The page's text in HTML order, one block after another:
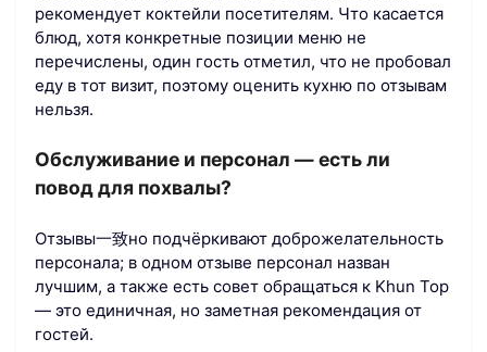
рекомендует коктейли посетителям. Что касается
блюд, хотя конкретные позиции меню не
перечислены, один гость отметил, что не пробовал
еду в тот визит, поэтому оценить кухню по отзывам
нельзя.
Обслуживание и персонал — есть ли
повод для похвалы?
Отзывы一致но подчёркивают доброжелательность
персонала; в одном отзыве персонал назван
лучшим, а также есть совет обращаться к Khun Top
— это единичная, но заметная рекомендация от
гостей.